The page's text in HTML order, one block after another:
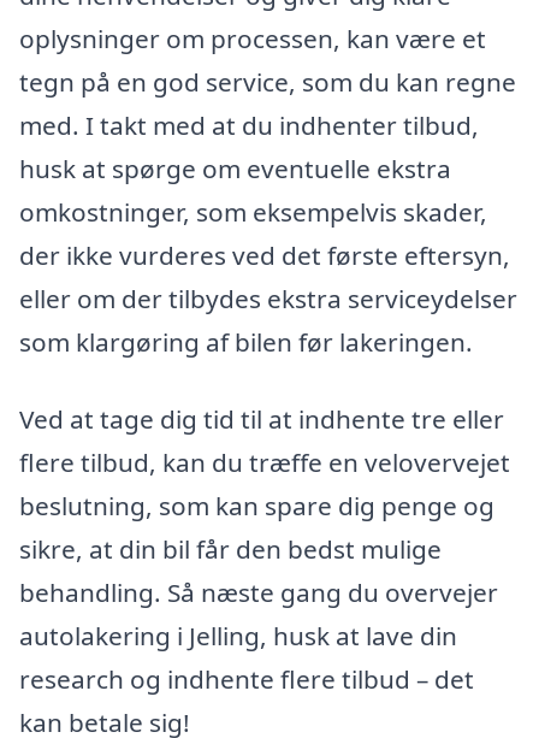
oplysninger om processen, kan være et
tegn på en god service, som du kan regne
med. I takt med at du indhenter tilbud,
husk at spørge om eventuelle ekstra
omkostninger, som eksempelvis skader,
der ikke vurderes ved det første eftersyn,
eller om der tilbydes ekstra serviceydelser
som klargøring af bilen før lakeringen.
Ved at tage dig tid til at indhente tre eller
flere tilbud, kan du træffe en velovervejet
beslutning, som kan spare dig penge og
sikre, at din bil får den bedst mulige
behandling. Så næste gang du overvejer
autolakering i Jelling, husk at lave din
research og indhente flere tilbud – det
kan betale sig!